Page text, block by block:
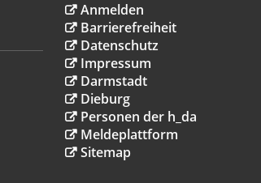
Anmelden
Barrierefreiheit
Datenschutz
Impressum
Darmstadt
Dieburg
Personen der h_da
Meldeplattform
Sitemap